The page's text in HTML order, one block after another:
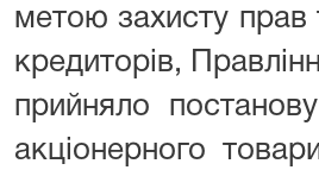
метою захисту прав
кредиторів,
прийняло
акціонерного